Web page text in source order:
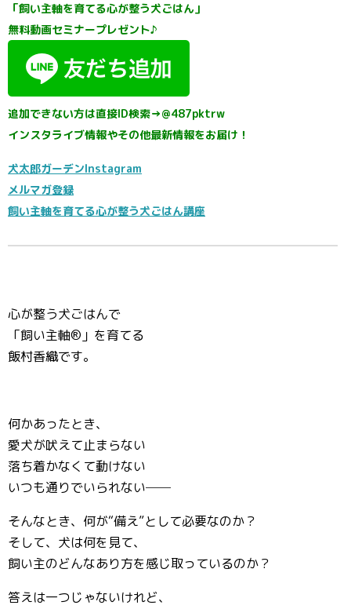
「飼い主軸を育てる心が整う犬ごはん」
無料動画セミナープレゼント♪
追加できない方は直接ID検索→@487pktrw
インスタライブ情報やその他最新情報をお届け！
犬太郎ガーデンInstagram
メルマガ登録
飼い主軸を育てる心が整う犬ごはん講座
心が整う犬ごはんで
「飼い主軸®️」を育てる
飯村香織です。
何かあったとき、
愛犬が吠えて止まらない
落ち着かなくて動けない
いつも通りでいられない──
そんなとき、何が“備え”として必要なのか？
そして、犬は何を見て、
飼い主のどんなあり方を感じ取っているのか？
答えは一つじゃないけれど、